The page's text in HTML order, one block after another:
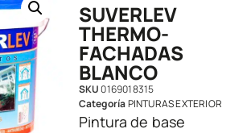
SUVERLEV
THERMO-
FACHADAS
BLANCO
SKU0169018315
CategoríaPINTURAS EXTERIOR
Pintura de base